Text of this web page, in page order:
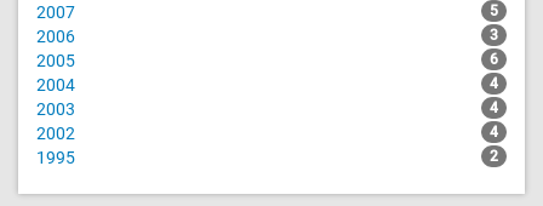
2007 5
2006 3
2005 6
2004 4
2003 4
2002 4
1995 2